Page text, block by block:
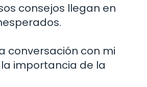
consejos llegan en
conversación con mi
importancia de la